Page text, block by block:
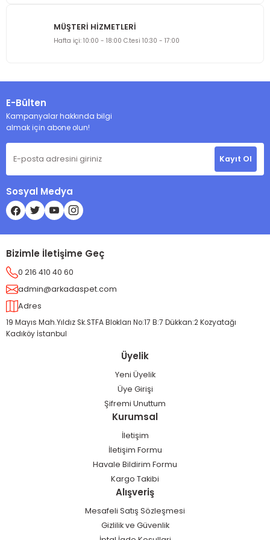
MÜŞTERİ HİZMETLERİ
Hafta içi: 10:00 - 18:00 C.tesi 10:30 - 17:00
E-Bülten
Kampanyalar hakkında bilgi
almak için abone olun!
Kayıt Ol
Sosyal Medya
Bizimle İletişime Geç
0 216 410 40 60
admin@arkadaspet.com
Adres
19 Mayıs Mah.Yıldız Sk.STFA Blokları No:17 B:7 Dükkan:2 Kozyatağı
Kadıköy İstanbul
Üyelik
Yeni Üyelik
Üye Girişi
Şifremi Unuttum
Kurumsal
İletişim
İletişim Formu
Havale Bildirim Formu
Kargo Takibi
Alışveriş
Mesafeli Satış Sözleşmesi
Gizlilik ve Güvenlik